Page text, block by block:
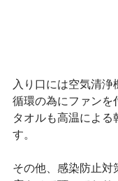
入り口には空気清浄
循環の為にファンを
タオルも高温による
す。﻿
その他、感染防止対